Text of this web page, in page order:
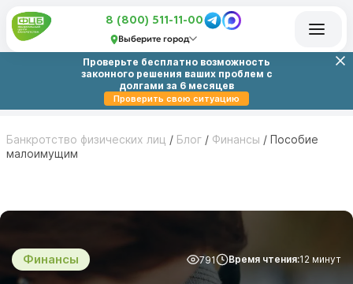
8 (800) 511-11-00
Выберите город
Проверьте бесплатно возможность
законного решения ваших проблем с
долгами за 6 месяцев
Проверить свою ситуацию
Банкротство физических лиц / Блог / Финансы / Пособие
малоимущим
Финансы 791 Время чтения:12 минут